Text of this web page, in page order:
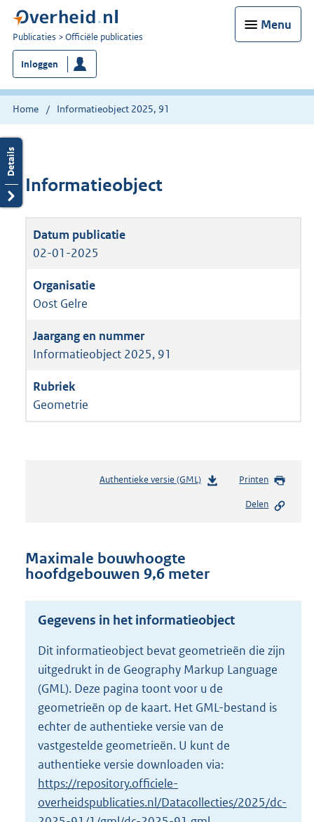
Menu
U
bent
nu
hier:
Publicaties Officiële publicaties
Inloggen
Home Informatieobject 2025, 91
Informatieobject
02-01-2025
Oost Gelre
Informatieobject 2025, 91
Geometrie
Authentieke versie (GML)b
s
o
t
t
e
:
2
K
b
Printen
Delen
Maximale bouwhoogte
hoofdgebouwen 9,6 meter
Gegevens in het informatieobject
Dit informatieobject bevat geometrieën die zijn
uitgedrukt in de Geography Markup Language
(GML). Deze pagina toont voor u de
geometrieën op de kaart. Het GML-bestand is
echter de authentieke versie van de
vastgestelde geometrieën. U kunt de
authentieke versie downloaden via:
https://repository.officiele-
overheidspublicaties.nl/Datacollecties/2025/dc-